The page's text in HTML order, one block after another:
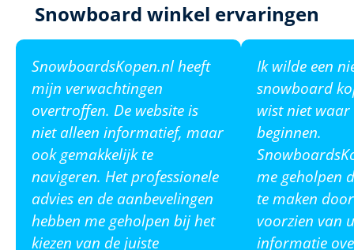
Snowboard winkel ervaringen
SnowboardsKopen.nl heeft
mijn verwachtingen
overtroffen. De website is
niet alleen informatief, maar
ook gemakkelijk te
navigeren. Het professionele
advies en de aanbevelingen
hebben me geholpen bij het
kiezen van de juiste
Ik wilde een
snowboard
wist niet waar
beginnen.
me geholpen
te maken
voorzien van
informatie